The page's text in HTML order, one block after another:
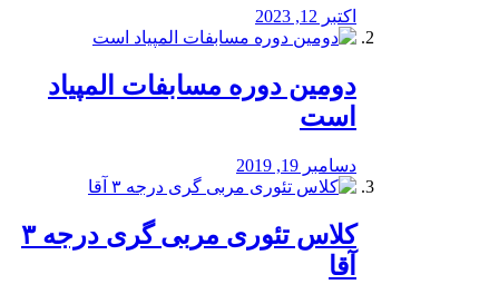
اکتبر 12, 2023
دومین دوره مسابفات المپیاد
است
دسامبر 19, 2019
کلاس تئوری مربی گری درجه ۳
آقا